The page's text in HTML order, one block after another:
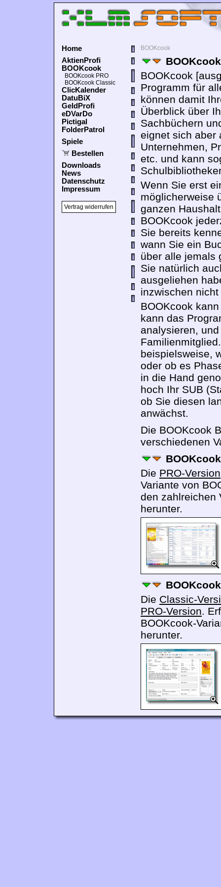
Home
AktienProfi
BOOKcook
BOOKcook PRO
BOOKcook Classic
ClicKalender
DatuBiX
GeldProfi
eDVarDo
Pictigal
FolderPatrol
Spiele
Bestellen
Downloads
News
Datenschutz
Impressum
Vertrag widerrufen
BOOKcook
BOOKcook
Programm für
können damit
Überblick über
Sachbüchern
eignet sich aber
Unternehmen,
etc. und kann
Wenn Sie erst
möglicherweise
ganzen
BOOKcook
Sie bereits
wann Sie ein
über alle jemals
Sie natürlich
ausgeliehen
inzwischen
BOOKcook
kann das
analysieren,
beispielsweise,
oder ob es
in die Hand
hoch Ihr SUB
ob Sie diesen
anwächst.
Die BOOKcook
verschiedenen
Die PRO-Version
Variante von
den zahlreichen
herunter.
Die Classic-
PRO-Version.
BOOKcook-
herunter.